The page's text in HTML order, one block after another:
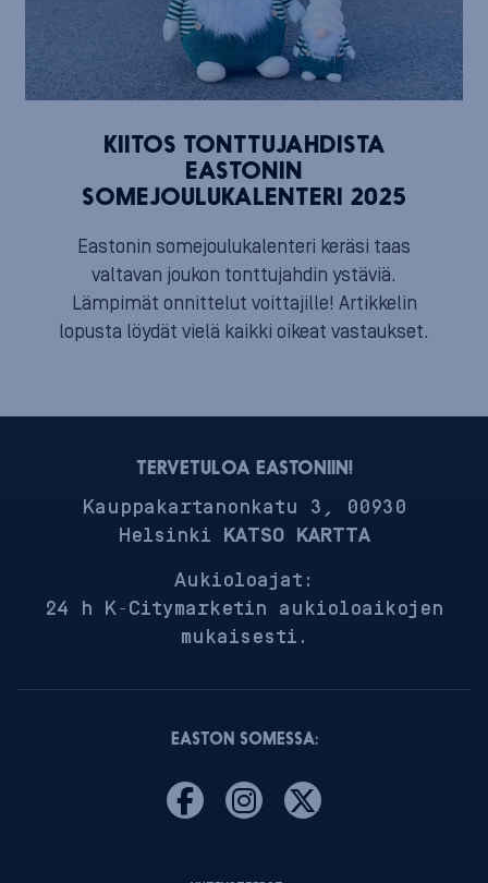
KIITOS TONTTUJAHDISTA
EASTONIN
SOMEJOULUKALENTERI 2025
Eastonin somejoulukalenteri keräsi taas
valtavan joukon tonttujahdin ystäviä.
Lämpimät onnittelut voittajille! Artikkelin
lopusta löydät vielä kaikki oikeat vastaukset.
TERVETULOA EASTONIIN!
Kauppakartanonkatu 3, 00930
Helsinki KATSO KARTTA
Aukioloajat:
24 h K-Citymarketin aukioloaikojen
mukaisesti.
EASTON SOMESSA: